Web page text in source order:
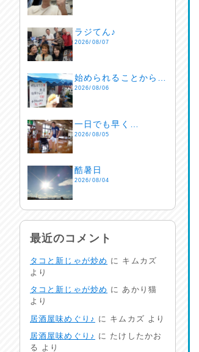
ラジてん♪
2026/08/07
始められることから…
2026/08/06
一日でも早く…
2026/08/05
酷暑日
2026/08/04
熱中症注意
2026/08/01
最近のコメント
タコと新じゃが炒め に キムカズ
より
タコと新じゃが炒め にあかり猫
より
居酒屋味めぐり♪ に キムカズ より
居酒屋味めぐり♪ に たけしたかお
る より